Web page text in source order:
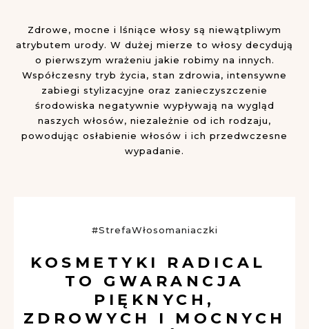
Zdrowe, mocne i lśniące włosy są niewątpliwym
atrybutem urody. W dużej mierze to włosy decydują
o pierwszym wrażeniu jakie robimy na innych.
Współczesny tryb życia, stan zdrowia, intensywne
zabiegi stylizacyjne oraz zanieczyszczenie
środowiska negatywnie wypływają na wygląd
naszych włosów, niezależnie od ich rodzaju,
powodując osłabienie włosów i ich przedwczesne
wypadanie.
#StrefaWłosomaniaczki
KOSMETYKI RADICAL
TO GWARANCJA
PIĘKNYCH,
ZDROWYCH I MOCNYCH